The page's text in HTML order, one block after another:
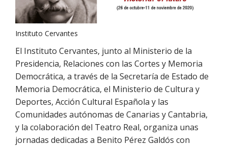
Instituto Cervantes
El Instituto Cervantes, junto al Ministerio de la
Presidencia, Relaciones con las Cortes y Memoria
Democrática, a través de la Secretaría de Estado de
Memoria Democrática, el Ministerio de Cultura y
Deportes, Acción Cultural Española y las
Comunidades autónomas de Canarias y Cantabria,
y la colaboración del Teatro Real, organiza unas
jornadas dedicadas a Benito Pérez Galdós con